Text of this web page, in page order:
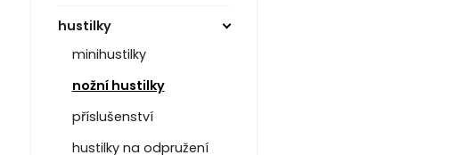
hustilky
minihustilky
nožní hustilky
příslušenství
hustilky na odpružení